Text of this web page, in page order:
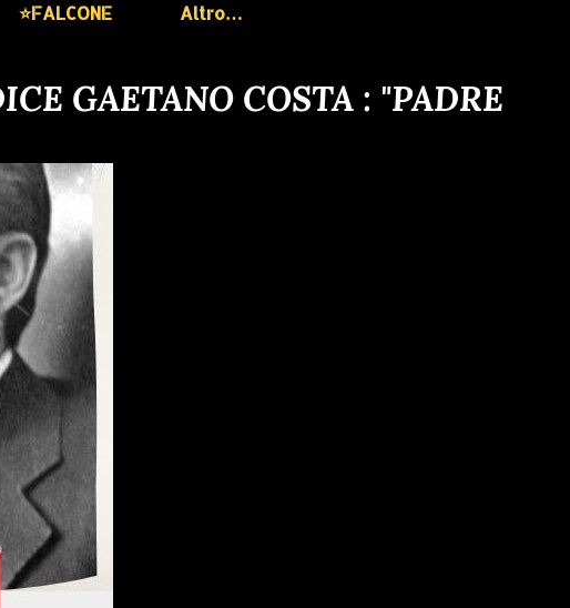
⭐️FALCONE Altro…
GAETANO COSTA : "PADRE